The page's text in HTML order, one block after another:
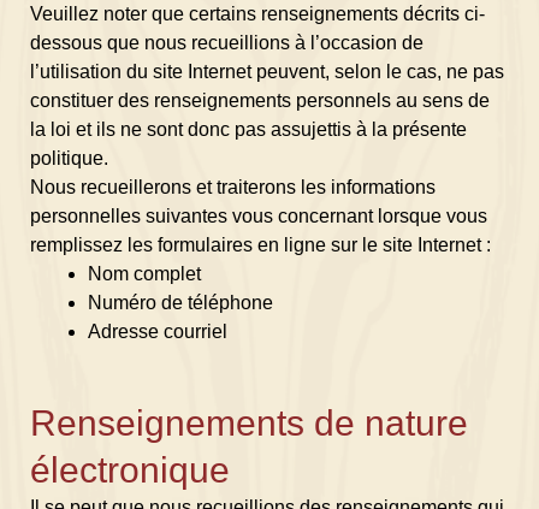
Veuillez noter que certains renseignements décrits ci-
dessous que nous recueillions à l’occasion de
l’utilisation du site Internet peuvent, selon le cas, ne pas
constituer des renseignements personnels au sens de
la loi et ils ne sont donc pas assujettis à la présente
politique.
Nous recueillerons et traiterons les informations
personnelles suivantes vous concernant lorsque vous
remplissez les formulaires en ligne sur le site Internet :
Nom complet
Numéro de téléphone
Adresse courriel
Renseignements de nature
électronique